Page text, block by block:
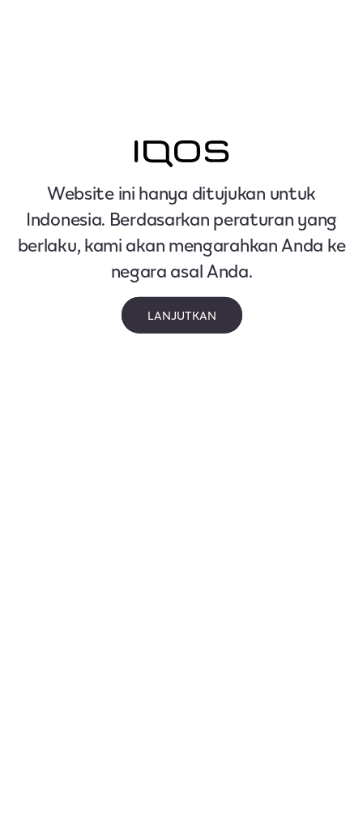
Website ini hanya ditujukan untuk
Indonesia. Berdasarkan peraturan yang
berlaku, kami akan mengarahkan Anda ke
negara asal Anda.
LANJUTKAN